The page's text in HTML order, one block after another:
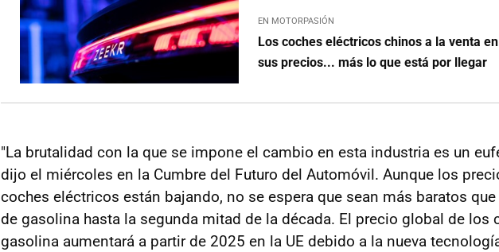
EN MOTORPASIÓN
Los coches eléctricos chinos a la venta
sus precios... más lo que está por llegar
"La brutalidad con la que se impone el cambio en esta industria es un
dijo el miércoles en la Cumbre del Futuro del Automóvil. Aunque los
coches eléctricos están bajando, no se espera que sean más baratos
de gasolina hasta la segunda mitad de la década. El precio global de los
gasolina aumentará a partir de 2025 en la UE debido a la nueva